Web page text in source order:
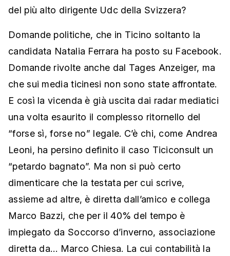
del più alto dirigente Udc della Svizzera?
Domande politiche, che in Ticino soltanto la
candidata Natalia Ferrara ha posto su Facebook.
Domande rivolte anche dal Tages Anzeiger, ma
che sui media ticinesi non sono state affrontate.
E così la vicenda è già uscita dai radar mediatici
una volta esaurito il complesso ritornello del
“forse sì, forse no” legale. C’è chi, come Andrea
Leoni, ha persino definito il caso Ticiconsult un
“petardo bagnato”. Ma non si può certo
dimenticare che la testata per cui scrive,
assieme ad altre, è diretta dall’amico e collega
Marco Bazzi, che per il 40% del tempo è
impiegato da Soccorso d’inverno, associazione
diretta da… Marco Chiesa. La cui contabilità la